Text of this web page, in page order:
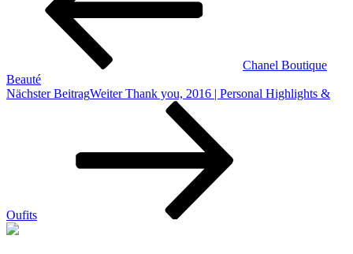
Chanel Boutique
Beauté
Nächster BeitragWeiter Thank you, 2016 | Personal Highlights &
Oufits